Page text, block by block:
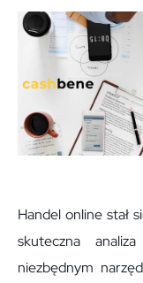
Handel online stał
skuteczna
niezbędnym